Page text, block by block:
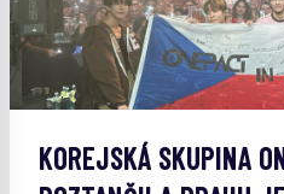
KOREJSKÁ SKUPINA